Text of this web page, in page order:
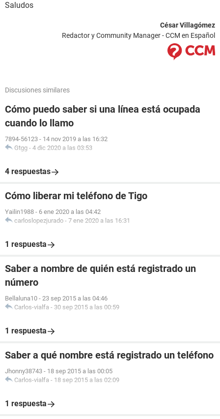
Saludos
César Villagómez
Redactor y Community Manager - CCM en Español
Discusiones similares
Cómo puedo saber si una línea está ocupada
cuando lo llamo
7894-56123 - 14 nov 2019 a las 16:32
Gtgg - 4 dic 2020 a las 03:53
4 respuestas
Cómo liberar mi teléfono de Tigo
Yailin1988 - 6 ene 2020 a las 04:42
carloslopezjurado - 7 ene 2020 a las 16:31
1 respuesta
Saber a nombre de quién está registrado un
número
Bellaluna10 - 23 sep 2015 a las 04:46
Carlos-vialfa - 30 sep 2015 a las 00:59
1 respuesta
Saber a qué nombre está registrado un teléfono
Jhonny38743 - 18 sep 2015 a las 00:05
Carlos-vialfa - 18 sep 2015 a las 02:09
1 respuesta